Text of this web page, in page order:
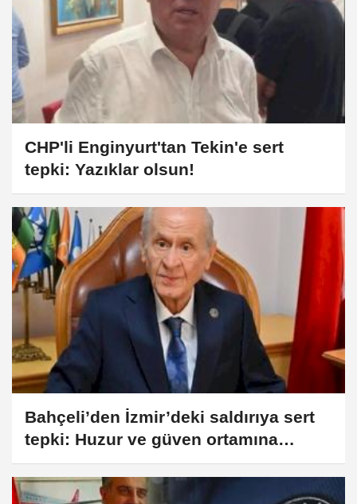
CHP'li Enginyurt'tan Tekin'e sert
tepki: Yazıklar olsun!
Bahçeli’den İzmir’deki saldırıya sert
tepki: Huzur ve güven ortamına
suikast!